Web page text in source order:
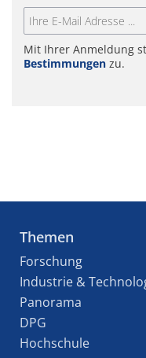
Mit Ihrer Anmeldung
Bestimmungen zu.
Themen
Forschung
Industrie &
Panorama
DPG
Hochschule